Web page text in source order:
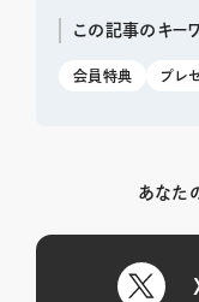
この記事のキー
会員特典 プレ
あなた